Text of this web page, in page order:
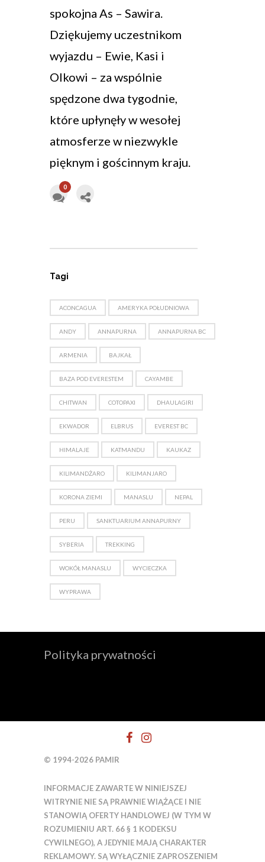
spokojna As – Sawira.
Dziękujemy uczestnikom
wyjazdu – Ewie, Kasi i
Olkowi – za wspólnie
spędzone dwa tygodnie,
które upłynęły w wesołej
atmosferze w niezwykle
pięknym i gościnnym kraju.
0
Tagi
ACONCAGUA AMERYKA POŁUDNIOWA
ANDY ANNAPURNA ANNAPURNA BC
ARMENIA BAJKAŁ
BAZA POD EVERESTEM CAYAMBE
CHITWAN COTOPAXI DHAULAGIRI
EKWADOR ELBRUS EVEREST BC
HIMALAJE KATMANDU KAUKAZ
KILIMANDŻARO KILIMANJARO
KORONA ZIEMI MANASLU NEPAL
PERU SANKTUARIUM ANNAPURNY
SYBERIA TREKKING
WOKÓŁ MANASLU WYCIECZKA
WYPRAWA
Polityka prywatności
© 1994-2026 PAMIR
INFORMACJE ZAWARTE W NINIEJSZEJ
WITRYNIE NIE SĄ PRAWNIE WIĄŻĄCE I NIE
STANOWIĄ OFERTY HANDLOWEJ (W TYM W
ROZUMIENIU ART. 66 § 1 KODEKSU
CYWILNEGO), A JEDYNIE MAJĄ CHARAKTER
REKLAMOWY. SĄ WYŁĄCZNIE ZAPROSZENIEM